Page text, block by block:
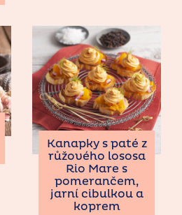
Kanapky s paté z
růžového lososa
Rio Mare s
pomerančem,
jarní cibulkou a
koprem